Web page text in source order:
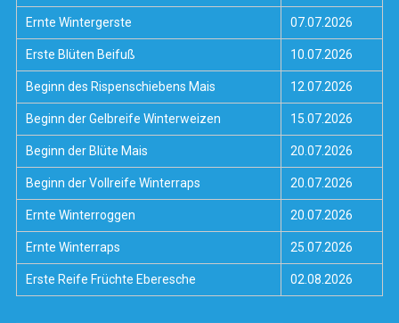
Ernte Wintergerste 07.07.2026
Erste Blüten Beifuß 10.07.2026
Beginn des Rispenschiebens Mais 12.07.2026
Beginn der Gelbreife Winterweizen 15.07.2026
Beginn der Blüte Mais 20.07.2026
Beginn der Vollreife Winterraps 20.07.2026
Ernte Winterroggen 20.07.2026
Ernte Winterraps 25.07.2026
Erste Reife Früchte Eberesche 02.08.2026